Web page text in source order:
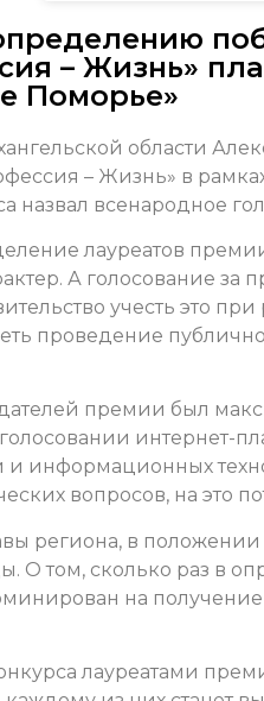
– Жизнь»
Поморье»
области
– Жизнь» в
назвал всенародное
лауреатов
А голосование за
учесть это
проведение
премии был
интернет-
и информационных
вопросов, на это
региона, в
О том, сколько раз в
на
лауреатами